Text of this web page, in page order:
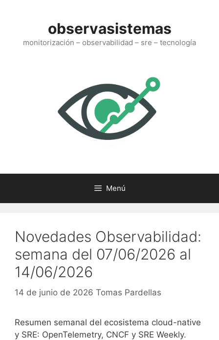
observasistemas
monitorización – observabilidad – sre – tecnología
Menú
Novedades Observabilidad:
semana del 07/06/2026 al
14/06/2026
14 de junio de 2026 Tomas Pardellas
Resumen semanal del ecosistema cloud-native
y SRE: OpenTelemetry, CNCF y SRE Weekly.